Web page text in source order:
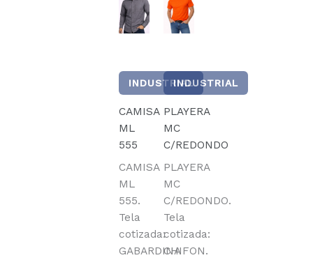
INDUSTRIAL
CAMISA
ML
555
CAMISA
ML
555.
Tela
cotizada:
GABARDINA
INDUSTRIAL
PLAYERA
MC
C/REDONDO
PLAYERA
MC
C/REDONDO.
Tela
cotizada:
CHIFON.